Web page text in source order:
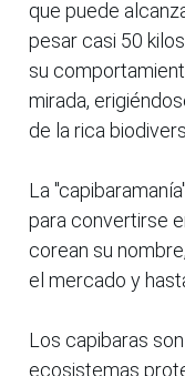
que puede
pesar casi 50
su
mirada,
de la rica
La
para convertirse
corean su
el mercado y
Los capibaras
ecosistemas